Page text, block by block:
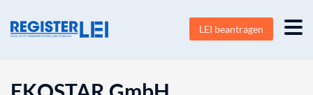
LEI beantragen